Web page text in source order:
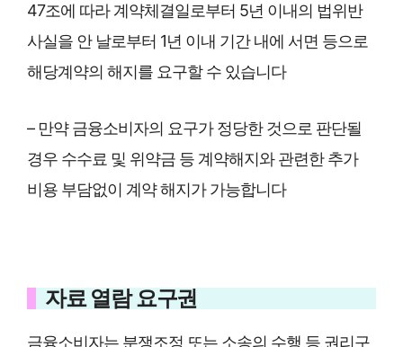
47조에 따라 계약체결일로부터 5년 이내의 법위반
사실을 안 날로부터 1년 이내 기간 내에 서면 등으로
해당계약의 해지를 요구할 수 있습니다
– 만약 금융소비자의 요구가 정당한 것으로 판단될
경우 수수료 및 위약금 등 계약해지와 관련한 추가
비용 부담없이 계약 해지가 가능합니다
자료 열람 요구권
금융소비자는 분쟁조정 또는 소송의 수행 등 권리구